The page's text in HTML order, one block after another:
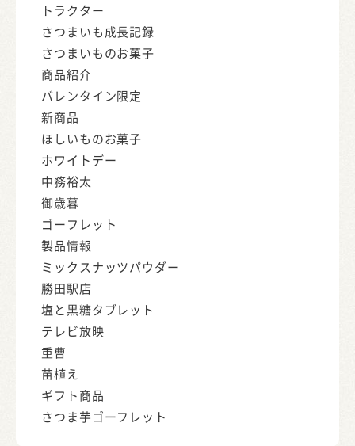
トラクター
さつまいも成長記録
さつまいものお菓子
商品紹介
バレンタイン限定
新商品
ほしいものお菓子
ホワイトデー
中務裕太
御歳暮
ゴーフレット
製品情報
ミックスナッツパウダー
勝田駅店
塩と黒糖タブレット
テレビ放映
重曹
苗植え
ギフト商品
さつま芋ゴーフレット